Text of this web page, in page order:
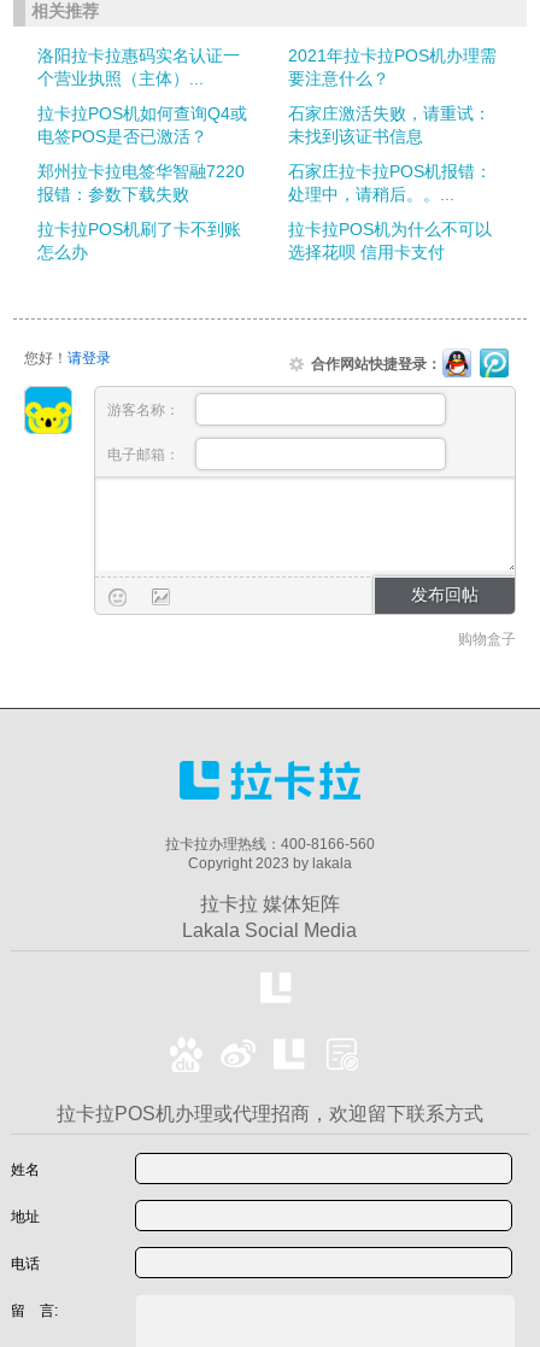
相关推荐
洛阳拉卡拉惠码实名认证一
个营业执照（主体）...
2021年拉卡拉POS机办理需
要注意什么？
拉卡拉POS机如何查询Q4或
电签POS是否已激活？
石家庄激活失败，请重试：
未找到该证书信息
郑州拉卡拉电签华智融7220
报错：参数下载失败
石家庄拉卡拉POS机报错：
处理中，请稍后。。...
拉卡拉POS机刷了卡不到账
怎么办
拉卡拉POS机为什么不可以
选择花呗 信用卡支付
您好！ 请登录 合作网站快捷登录：
游客名称：
电子邮箱：
购物盒子
拉卡拉办理热线：400-8166-560
Copyright 2023 by lakala
拉卡拉 媒体矩阵
Lakala Social Media
拉卡拉POS机办理或代理招商，欢迎留下联系方式
姓名
地址
电话
留 言: